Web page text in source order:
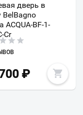
дверь в
BelBagno
ACQUA-BF-1-
Cr
₽